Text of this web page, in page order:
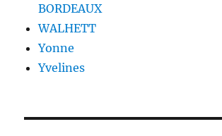
BORDEAUX
WALHETT
Yonne
Yvelines